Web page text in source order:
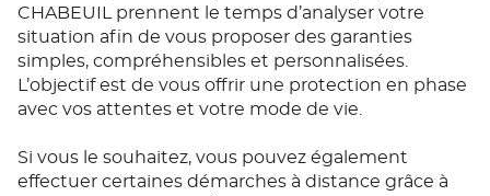
CHABEUIL prennent le temps d’analyser votre
situation afin de vous proposer des garanties
simples, compréhensibles et personnalisées.
L’objectif est de vous offrir une protection en phase
avec vos attentes et votre mode de vie.
Si vous le souhaitez, vous pouvez également
effectuer certaines démarches à distance grâce à